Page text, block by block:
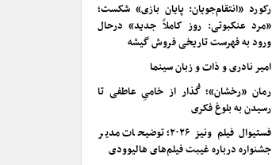
رکورد «انتقام‌جویان: پایان بازی» شکست؛
«مرد عنکبوتی: روز کاملاً جدید» درحال
ورود به فهرست تاریخی فروش گیشه
امیر نادری و ذات و زبان سینما
رمان «رخشان»؛ گُذار از خامیِ عاطفی تا
رسیدن به بلوغ فکری
فستیوال فیلم ونیز ۲۰۲۶؛ توضیحات مدیر
جشنواره درباره غیبت فیلم‌های هالیوودی